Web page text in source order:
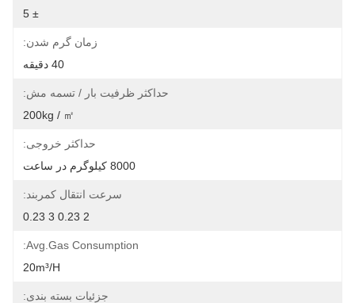
± 5
زمان گرم شدن:
40 دقیقه
حداکثر ظرفیت بار / تسمه مش:
200kg / ㎡
حداکثر خروجی:
8000 کیلوگرم در ساعت
سرعت انتقال کمربند:
Avg.gas Consumption:
20m³/h
جزئیات بسته بندی: